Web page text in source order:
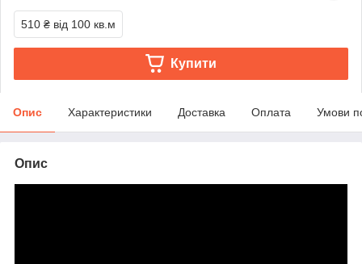
510 ₴ від 100 кв.м
Купити
Опис Характеристики Доставка Оплата Умови
Опис